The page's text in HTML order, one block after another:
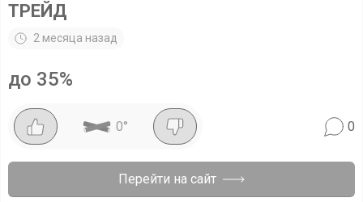
ТРЕЙД
2 месяца назад
до 35%
0° 0
Перейти на сайт